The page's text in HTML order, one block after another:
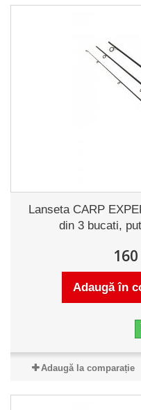
Lanseta CARP
din 3 bucati,
Adaugă în
Adaugă la comparație